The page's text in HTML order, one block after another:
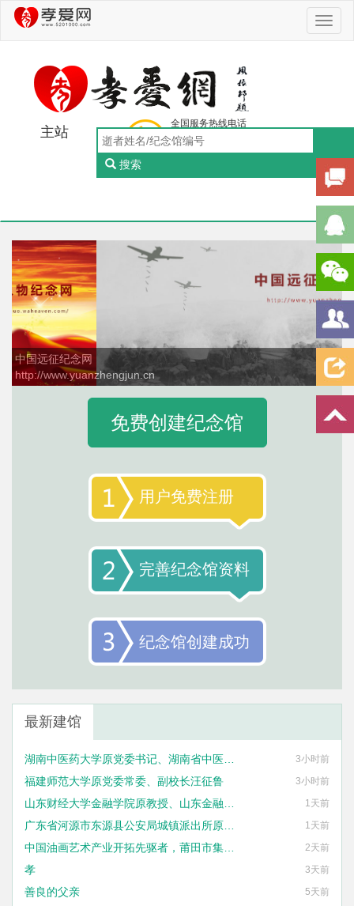
主站
搜索
全国服务热线电话
0756-5505888
工作日：9:00-18:00（周一至周五）
3 / 4
中国远征纪念网
http://www.yuanzhengjun.cn
免费创建纪念馆
用户免费注册
完善纪念馆资料
纪念馆创建成功
最新建馆
3小时前
福建师范大学原党委常委、副校长汪征鲁 3小时前
1天前
1天前
2天前
孝 3天前
善良的父亲 5天前